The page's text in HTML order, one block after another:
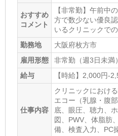
おすすめ
コメント
【非常勤】午前中
方で数少ない優良
いるクリニックで
勤務地
大阪府枚方市
雇用形態
非常勤（週3日未満
給与
【時給】2,000円-
仕事内容
クリニックにおけ
エコー（乳腺・腹
底、眼圧、聴力、
図、PWV、体脂肪
備、検査入力、PC